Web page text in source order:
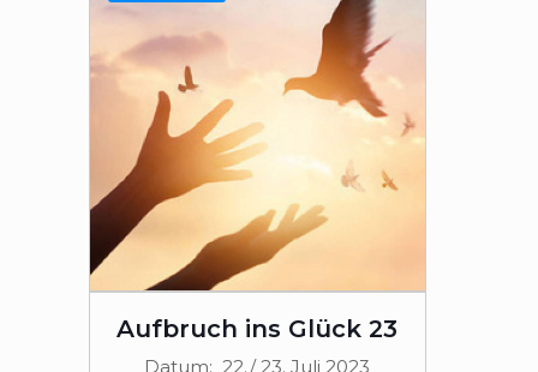
Aufbruch ins Glück 23
Datum: 22./ 23. Juli 2023